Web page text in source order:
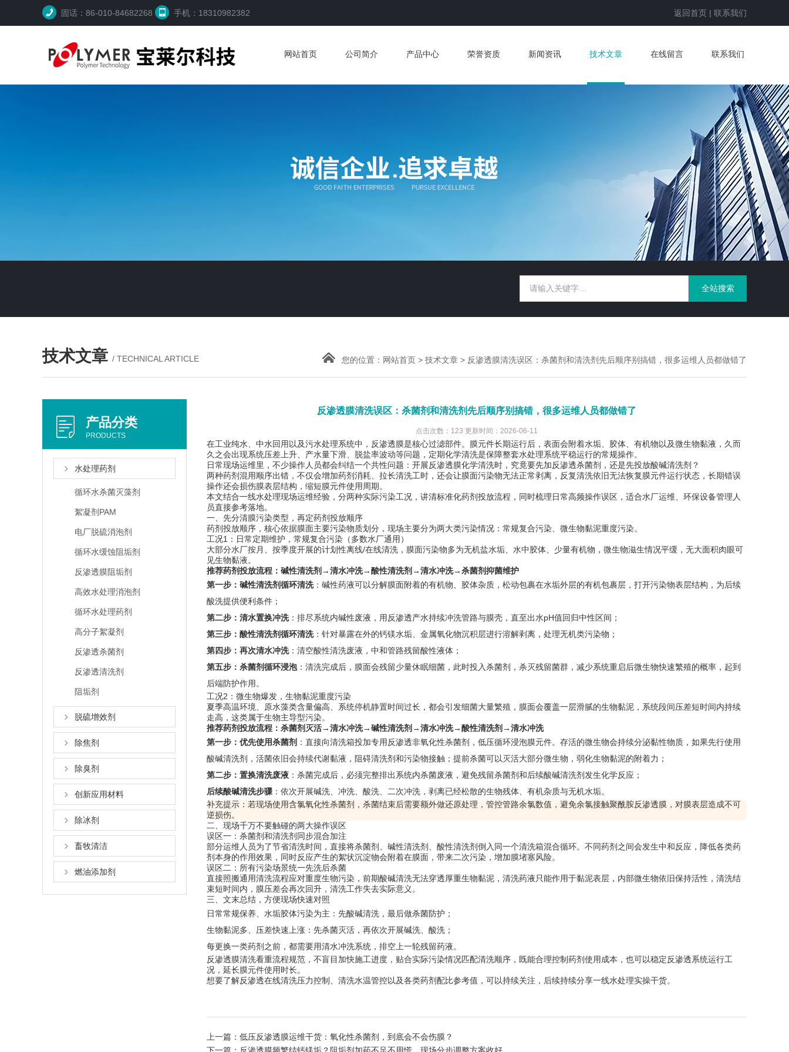
固话：86-010-84682268 手机：18310982382 返回首页 | 联系我们
网站首页 公司简介 产品中心 荣誉资质 新闻资讯 技术文章 在线留言 联系我们
技术文章 / TECHNICAL ARTICLE 您的位置： 网站首页 > 技术文章 > 反渗透膜清洗误区：杀菌剂和清洗剂先后顺序别搞错，很多运维人员都做错了
产品分类
PRODUCTS
水处理药剂
循环水杀菌灭藻剂
絮凝剂PAM
电厂脱硫消泡剂
循环水缓蚀阻垢剂
反渗透膜阻垢剂
高效水处理消泡剂
循环水处理药剂
高分子絮凝剂
反渗透杀菌剂
反渗透清洗剂
阻垢剂
脱硫增效剂
除焦剂
除臭剂
创新应用材料
除冰剂
畜牧清洁
燃油添加剂
反渗透膜清洗误区：杀菌剂和清洗剂先后顺序别搞错，很多运维人员都做错了
点击次数：123 更新时间：2026-06-11
在工业纯水、中水回用以及污水处理系统中，反渗透膜是核心过滤部件。膜元件长期运行后，表面会附着水垢、胶体、有机物以及微生物黏液，久而
久之会出现系统压差上升、产水量下滑、脱盐率波动等问题，定期化学清洗是保障整套水处理系统平稳运行的常规操作。
日常现场运维里，不少操作人员都会纠结一个共性问题：开展反渗透膜化学清洗时，究竟要先加反渗透杀菌剂，还是先投放酸碱清洗剂？
两种药剂混用顺序出错，不仅会增加药剂消耗、拉长清洗工时，还会让膜面污染物无法正常剥离，反复清洗依旧无法恢复膜元件运行状态，长期错误
操作还会损伤膜表层结构，缩短膜元件使用周期。
本文结合一线水处理现场运维经验，分两种实际污染工况，讲清标准化药剂投放流程，同时梳理日常高频操作误区，适合水厂运维、环保设备管理人
员直接参考落地。
一、先分清膜污染类型，再定药剂投放顺序
药剂投放顺序，核心依据膜面主要污染物质划分，现场主要分为两大类污染情况：常规复合污染、微生物黏泥重度污染。
工况1：日常定期维护，常规复合污染（多数水厂通用）
大部分水厂按月、按季度开展的计划性离线/在线清洗，膜面污染物多为无机盐水垢、水中胶体、少量有机物，微生物滋生情况平缓，无大面积肉眼可
见生物黏液。
推荐药剂投放流程：碱性清洗剂→清水冲洗→酸性清洗剂→清水冲洗→杀菌剂抑菌维护
第一步：碱性清洗剂循环清洗：碱性药液可以分解膜面附着的有机物、胶体杂质，松动包裹在水垢外层的有机包裹层，打开污染物表层结构，为后续
酸洗提供便利条件；
第二步：清水置换冲洗：排尽系统内碱性废液，用反渗透产水持续冲洗管路与膜壳，直至出水pH值回归中性区间；
第三步：酸性清洗剂循环清洗：针对暴露在外的钙镁水垢、金属氧化物沉积层进行溶解剥离，处理无机类污染物；
第四步：再次清水冲洗：清空酸性清洗废液，中和管路残留酸性液体；
第五步：杀菌剂循环浸泡：清洗完成后，膜面会残留少量休眠细菌，此时投入杀菌剂，杀灭残留菌群，减少系统重启后微生物快速繁殖的概率，起到
后端防护作用。
工况2：微生物爆发，生物黏泥重度污染
夏季高温环境、原水藻类含量偏高、系统停机静置时间过长，都会引发细菌大量繁殖，膜面会覆盖一层滑腻的生物黏泥，系统段间压差短时间内持续
走高，这类属于生物主导型污染。
推荐药剂投放流程：杀菌剂灭活→清水冲洗→碱性清洗剂→清水冲洗→酸性清洗剂→清水冲洗
第一步：优先使用杀菌剂 ：直接向清洗箱投加专用反渗透非氧化性杀菌剂，低压循环浸泡膜元件。存活的微生物会持续分泌黏性物质，如果先行使用
酸碱清洗剂，活菌依旧会持续代谢黏液，阻碍清洗剂和污染物接触；提前杀菌可以灭活大部分微生物，弱化生物黏泥的附着力；
第二步：置换清洗废液 ：杀菌完成后，必须完整排出系统内杀菌废液，避免残留杀菌剂和后续酸碱清洗剂发生化学反应；
后续酸碱清洗步骤 ：依次开展碱洗、冲洗、酸洗、二次冲洗，剥离已经松散的生物残体、有机杂质与无机水垢。
补充提示：若现场使用含氯氧化性杀菌剂，杀菌结束后需要额外做还原处理，管控管路余氯数值，避免余氯接触聚酰胺反渗透膜，对膜表层造成不可
逆损伤。
二、现场千万不要触碰的两大操作误区
误区一：杀菌剂和清洗剂同步混合加注
部分运维人员为了节省清洗时间，直接将杀菌剂、碱性清洗剂、酸性清洗剂倒入同一个清洗箱混合循环。不同药剂之间会发生中和反应，降低各类药
剂本身的作用效果，同时反应产生的絮状沉淀物会附着在膜面，带来二次污染，增加膜堵塞风险。
误区二：所有污染场景统一先洗后杀菌
直接照搬通用清洗流程应对重度生物污染，前期酸碱清洗无法穿透厚重生物黏泥，清洗药液只能作用于黏泥表层，内部微生物依旧保持活性，清洗结
束短时间内，膜压差会再次回升，清洗工作失去实际意义。
三、文末总结，方便现场快速对照
日常常规保养、水垢胶体污染为主：先酸碱清洗，最后做杀菌防护；
生物黏泥多、压差快速上涨：先杀菌灭活，再依次开展碱洗、酸洗；
每更换一类药剂之前，都需要用清水冲洗系统，排空上一轮残留药液。
反渗透膜清洗看重流程规范，不盲目加快施工进度，贴合实际污染情况匹配清洗顺序，既能合理控制药剂使用成本，也可以稳定反渗透系统运行工
况，延长膜元件使用时长。
想要了解反渗透在线清洗压力控制、清洗水温管控以及各类药剂配比参考值，可以持续关注，后续持续分享一线水处理实操干货。
上一篇： 低压反渗透膜运维干货：氧化性杀菌剂，到底会不会伤膜？